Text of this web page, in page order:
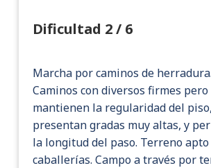
Dificultad 2 / 6
Marcha por caminos de herradura.
Caminos con diversos firmes pero
mantienen la regularidad del
presentan gradas muy altas, y
la longitud del paso. Terreno
caballerías. Campo a través por